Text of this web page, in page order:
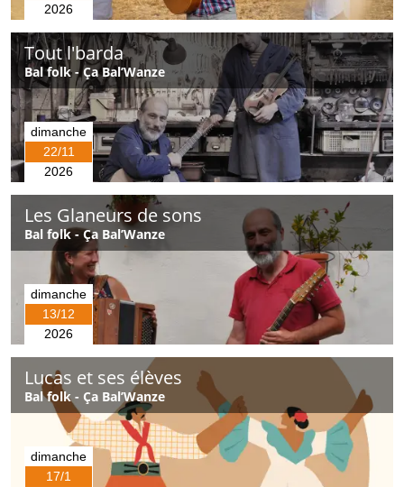
2026
Tout l'barda
Bal folk - Ça Bal’Wanze
dimanche
22/11
2026
Les Glaneurs de sons
Bal folk - Ça Bal’Wanze
dimanche
13/12
2026
Lucas et ses élèves
Bal folk - Ça Bal’Wanze
dimanche
17/1